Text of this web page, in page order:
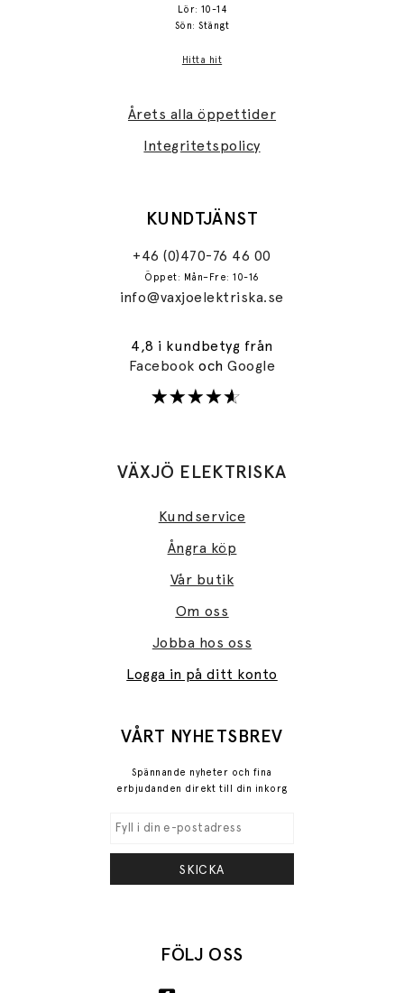
Lör: 10-14
Sön: Stängt
Hitta hit
Årets alla öppettider
Integritetspolicy
KUNDTJÄNST
+46 (0)470-76 46 00
Öppet: Mån–Fre: 10-16
info@vaxjoelektriska.se
4,8 i kundbetyg från
FacebookochGoogle
VÄXJÖ ELEKTRISKA
Kundservice
Ångra köp
Vår butik
Om oss
Jobba hos oss
Logga in på ditt konto
VÅRT NYHETSBREV
Spännande nyheter och fina
erbjudanden direkt till din inkorg
SKICKA
FÖLJ OSS